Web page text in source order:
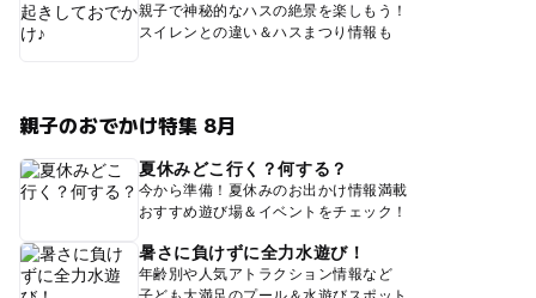
親子で神秘的なハスの絶景を楽しもう！
スイレンとの違い＆ハスまつり情報も
親子のおでかけ特集 8月
夏休みどこ行く？何する？
今から準備！夏休みのお出かけ情報満載
おすすめ遊び場＆イベントをチェック！
暑さに負けずに全力水遊び！
年齢別や人気アトラクション情報など